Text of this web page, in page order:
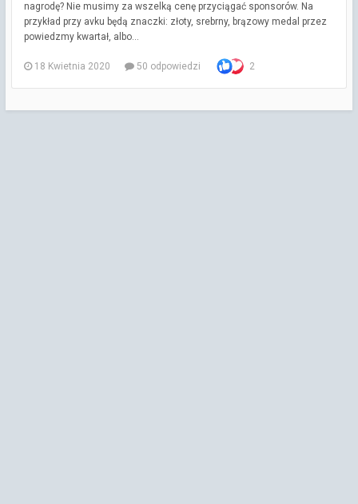
nagrodę? Nie musimy za wszelką cenę przyciągać sponsorów. Na
przykład przy avku będą znaczki: złoty, srebrny, brązowy medal przez
powiedzmy kwartał, albo...
18 Kwietnia 2020 50 odpowiedzi 2